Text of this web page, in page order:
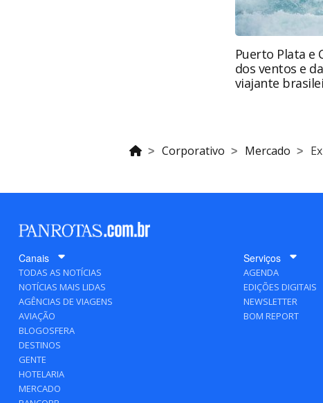
Puerto Plata e
dos ventos e
viajante
Corporativo Mercado
Canais
TODAS AS NOTÍCIAS
NOTÍCIAS MAIS LIDAS
AGÊNCIAS DE VIAGENS
AVIAÇÃO
BLOGOSFERA
DESTINOS
GENTE
HOTELARIA
MERCADO
Serviços
AGENDA
EDIÇÕES DIGITAIS
NEWSLETTER
BOM REPORT